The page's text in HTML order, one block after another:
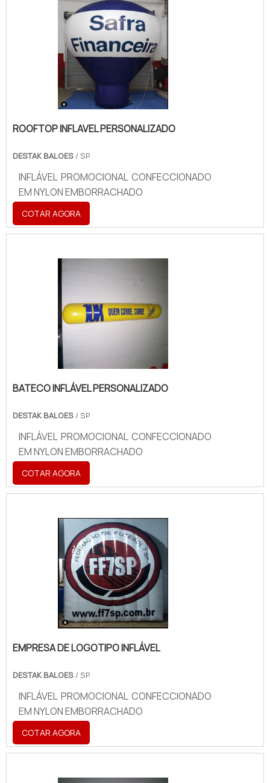
ROOFTOP INFLAVEL PERSONALIZADO
DESTAK BALOES / SP
INFLÁVEL PROMOCIONAL CONFECCIONADO
EM NYLON EMBORRACHADO
COTAR AGORA
BATECO INFLÁVEL PERSONALIZADO
DESTAK BALOES / SP
INFLÁVEL PROMOCIONAL CONFECCIONADO
EM NYLON EMBORRACHADO
COTAR AGORA
EMPRESA DE LOGOTIPO INFLÁVEL
DESTAK BALOES / SP
INFLÁVEL PROMOCIONAL CONFECCIONADO
EM NYLON EMBORRACHADO
COTAR AGORA